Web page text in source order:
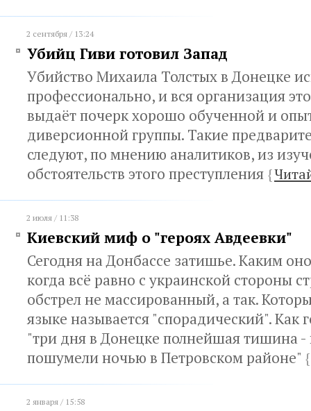
2 сентября / 13:24
Убийц Гиви готовил Запад
Убийство Михаила Толстых в Донецке
профессионально, и вся организация
выдаёт почерк хорошо обученной и
диверсионной группы. Такие
следуют, по мнению аналитиков, из
обстоятельств этого преступления {
2 июля / 11:38
Киевский миф о "героях Авдеевки"
Сегодня на Донбассе затишье. Каким
когда всё равно с украинской стороны
обстрел не массированный, а так.
языке называется "спорадический". Как
"три дня в Донецке полнейшая тишина -
пошумели ночью в Петровском районе" {
2 января / 15:58